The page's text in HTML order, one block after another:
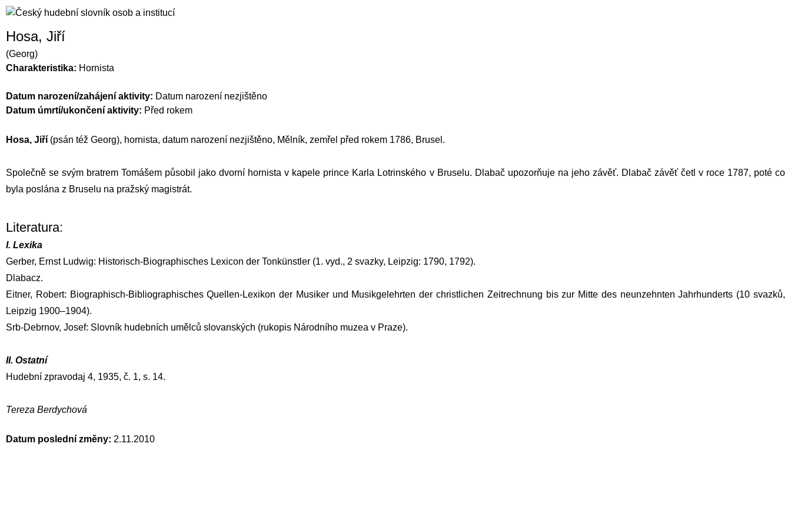
Hosa, Jiří
(Georg)
Charakteristika: Hornista
Datum narození/zahájení aktivity: Datum narození nezjištěno
Datum úmrtí/ukončení aktivity: Před rokem
Hosa, Jiří (psán též Georg), hornista, datum narození nezjištěno, Mělník, zemřel před rokem 1786, Brusel.
Společně se svým bratremTomášem působil jako dvorní hornista v kapele prince Karla Lotrinského v Bruselu. Dlabačupozorňuje na jeho závěť. Dlabačzávěť četl v roce 1787, poté co
byla poslána z Bruselu na pražský magistrát.
Literatura:
I. Lexika
Gerber, Ernst Ludwig: Historisch-Biographisches Lexicon der Tonkünstler (1. vyd., 2 svazky, Leipzig: 1790, 1792).
Dlabacz.
Eitner, Robert: Biographisch-Bibliographisches Quellen-Lexikon der Musiker und Musikgelehrten der christlichen Zeitrechnung bis zur Mitte des neunzehnten Jahrhunderts (10 svazků,
Leipzig 1900–1904).
Srb-Debrnov, Josef: Slovník hudebních umělců slovanských (rukopis Národního muzea v Praze).
II. Ostatní
Hudební zpravodaj 4, 1935, č. 1, s. 14.
Tereza Berdychová
Datum poslední změny: 2.11.2010